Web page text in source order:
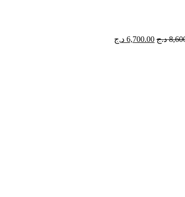
د.ج 6,700.00 د.ج